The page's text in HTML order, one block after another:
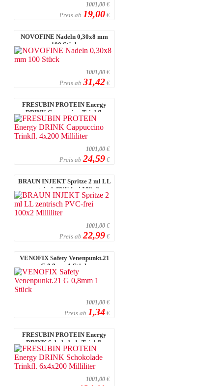
1001,00 €
Preis ab 19,00 €
NOVOFINE Nadeln 0,30x8 mm
100 Stück
1001,00 €
Preis ab 31,42 €
FRESUBIN PROTEIN Energy
DRINK Cappuccino Trinkfl.
4x200 Millilit ...
1001,00 €
Preis ab 24,59 €
BRAUN INJEKT Spritze 2 ml LL
zentrisch PVC-frei 100x2
Milliliter
1001,00 €
Preis ab 22,99 €
VENOFIX Safety Venenpunkt.21
G 0,8mm 1 Stück
1001,00 €
Preis ab 1,34 €
FRESUBIN PROTEIN Energy
DRINK Schokolade Trinkfl.
6x4x200 Millil ...
1001,00 €